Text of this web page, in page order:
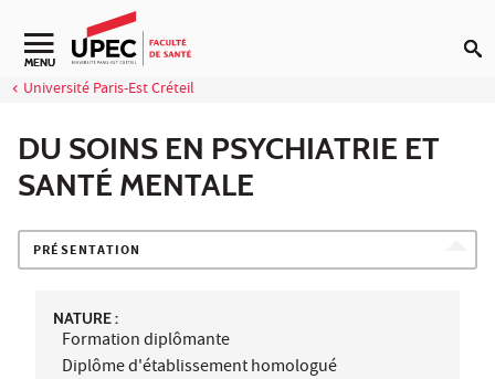
Aller au contenu
Navigation secondaire
MENU
Université Paris-Est Créteil
DU SOINS EN PSYCHIATRIE ET
SANTÉ MENTALE
PRÉSENTATION
NATURE :
Formation diplômante
Diplôme d'établissement homologué